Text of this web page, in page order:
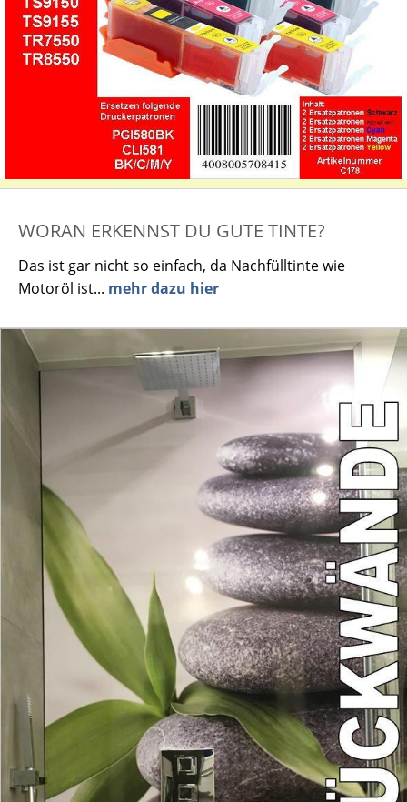
WORAN ERKENNST DU GUTE TINTE?
Das ist gar nicht so einfach, da Nachfülltinte wie
Motoröl ist... mehr dazu hier